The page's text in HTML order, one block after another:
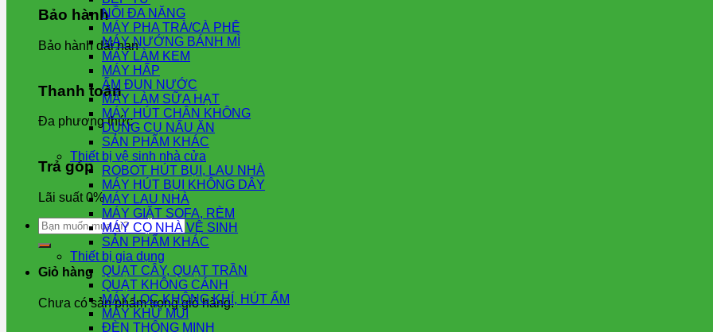
Bảo hành
Bảo hành dài hạn
Thanh toán
Đa phương thức
Trả góp
Lãi suất 0%
Tìm
kiếm:
Giỏ hàng
Chưa có sản phẩm trong giỏ hàng.
NỒI ĐA NĂNG
MÁY PHA TRÀ/CÀ PHÊ
MÁY NƯỚNG BÁNH MÌ
MÁY LÀM KEM
MÁY HẤP
ẤM ĐUN NƯỚC
MÁY LÀM SỮA HẠT
MÁY HÚT CHÂN KHÔNG
DỤNG CỤ NẤU ĂN
SẢN PHẨM KHÁC
Thiết bị vệ sinh nhà cửa
ROBOT HÚT BỤI, LAU NHÀ
MÁY HÚT BỤI KHÔNG DÂY
MÁY LAU NHÀ
MÁY GIẶT SOFA, RÈM
MÁY CỌ NHÀ VỆ SINH
SẢN PHẨM KHÁC
Thiết bị gia dụng
QUẠT CÂY, QUẠT TRẦN
QUẠT KHÔNG CÁNH
MÁY LỌC KHÔNG KHÍ, HÚT ẨM
MÁY KHỬ MÙI
ĐÈN THÔNG MINH